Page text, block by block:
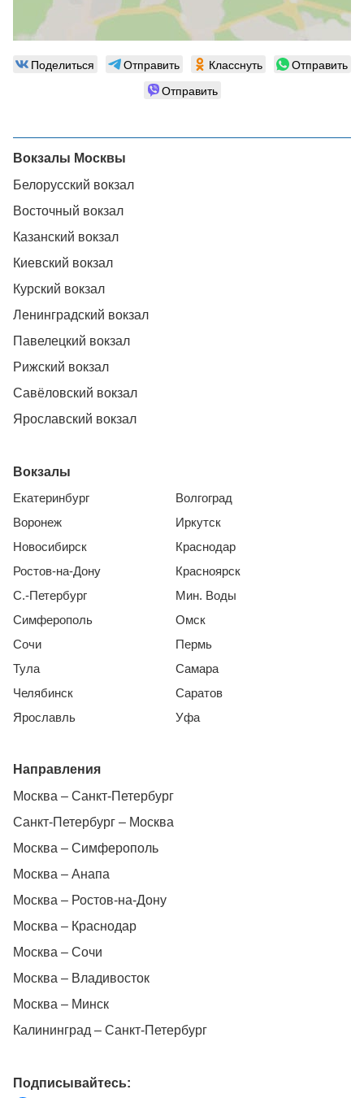
Поделиться Отправить Класснуть
Отправить
Отправить
Вокзалы Москвы
Белорусский вокзал
Восточный вокзал
Казанский вокзал
Киевский вокзал
Курский вокзал
Ленинградский вокзал
Павелецкий вокзал
Рижский вокзал
Савёловский вокзал
Ярославский вокзал
Вокзалы
Екатеринбург
Воронеж
Новосибирск
Ростов-на-Дону
С.-Петербург
Симферополь
Сочи
Тула
Челябинск
Ярославль
Волгоград
Иркутск
Краснодар
Красноярск
Мин. Воды
Омск
Пермь
Самара
Саратов
Уфа
Направления
Москва – Санкт-Петербург
Санкт-Петербург – Москва
Москва – Симферополь
Москва – Анапа
Москва – Ростов-на-Дону
Москва – Краснодар
Москва – Сочи
Москва – Владивосток
Москва – Минск
Калининград – Санкт-Петербург
Подписывайтесь: